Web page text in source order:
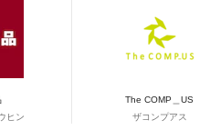
ヒン
The COMP＿US
ザコンプアス